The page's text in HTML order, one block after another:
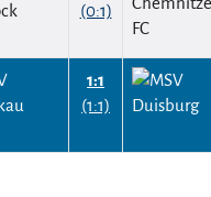
(0:1)
1:1
(1:1)